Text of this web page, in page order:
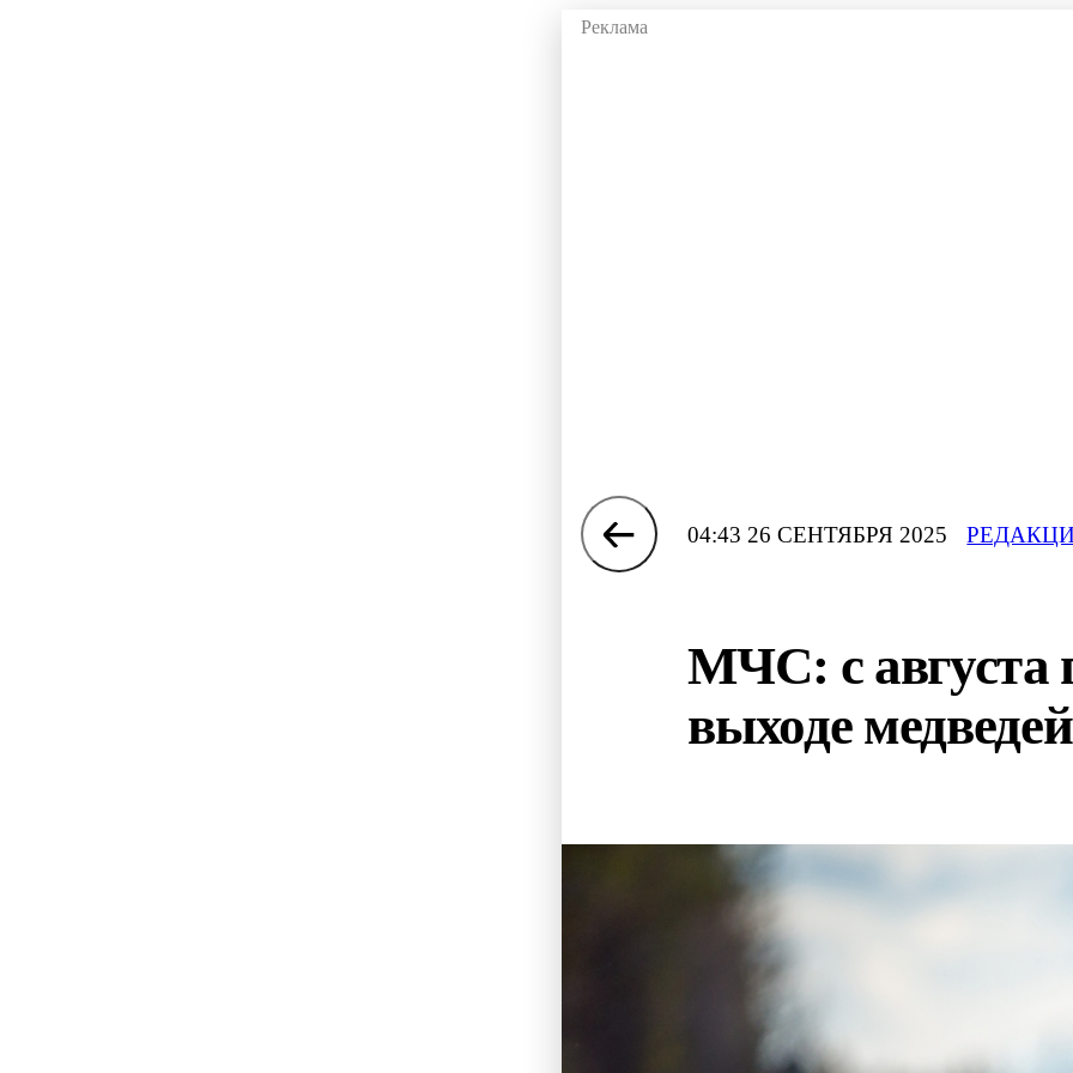
04:43 26 СЕНТЯБРЯ 2025
МЧС: с августа
выходе